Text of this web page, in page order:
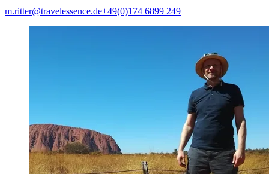
m.ritter@travelessence.de+49(0)174 6899 249